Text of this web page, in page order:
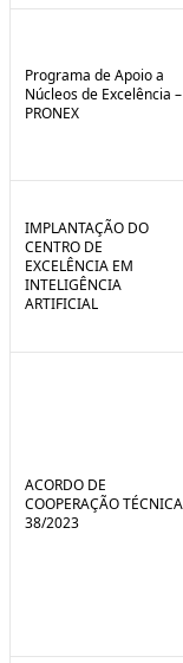
Programa de Apoio a
Núcleos de Excelência –
PRONEX
IMPLANTAÇÃO DO
CENTRO DE
EXCELÊNCIA EM
INTELIGÊNCIA
ARTIFICIAL
ACORDO DE
COOPERAÇÃO TÉCNICA
38/2023